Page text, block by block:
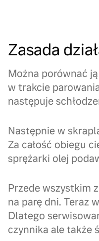
Zasada
Można porównać
w trakcie
następuje
Następnie w
Za całość obiegu
sprężarki olej
Przede wszystkim
na parę dni. Teraz
Dlatego
czynnika ale także